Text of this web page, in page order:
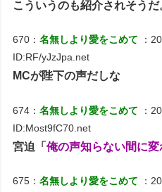
こういうのも紹介されそう
670：名無しより愛をこめて
：
ID:RF/yJzJpa.net
MCが陛下の声だしな
674：名無しより愛をこめて
：
ID:Most9fC70.net
宮迫「俺の声知らない間に
675：名無しより愛をこめて
：